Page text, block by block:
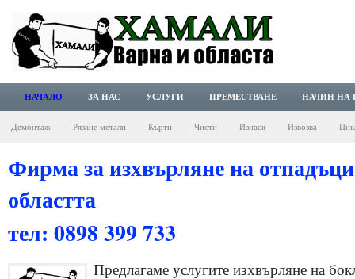
НАЧАЛО ЗА НАС УСЛУГИ ПРЕМЕСТВАНЕ НАЧИН НА
Демонтаж Рязане метали Кърти Чисти Изнася Извозва
Фирма за изхвърляне на
областта
тел: 0898 399 733
Предлагаме услугите изхвърляне на